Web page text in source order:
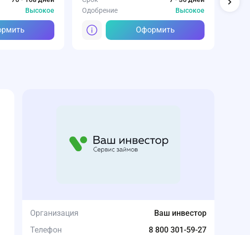
Высокое
Одобрение
Высокое
Оформить
Организация
Ваш инвестор
Телефон
8 800 301-59-27